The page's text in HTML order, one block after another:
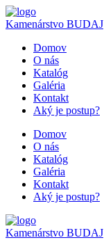
Kamenárstvo BUDAJ
Domov
O nás
Katalóg
Galéria
Kontakt
Aký je postup?
Domov
O nás
Katalóg
Galéria
Kontakt
Aký je postup?
Kamenárstvo BUDAJ